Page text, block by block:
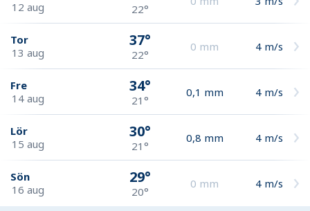
12 aug
22°
Tor
13 aug
37°
22°
0 mm 4 m/s
Fre
14 aug
34°
21°
0,1 mm 4 m/s
Lör
15 aug
30°
21°
0,8 mm 4 m/s
Sön
16 aug
29°
20°
0 mm 4 m/s